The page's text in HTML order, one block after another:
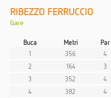
RIBEZZO FERRUCCIO
Gare
Buca Metri Par
1
356 4
2
164 3
3
352 4
4
382 4